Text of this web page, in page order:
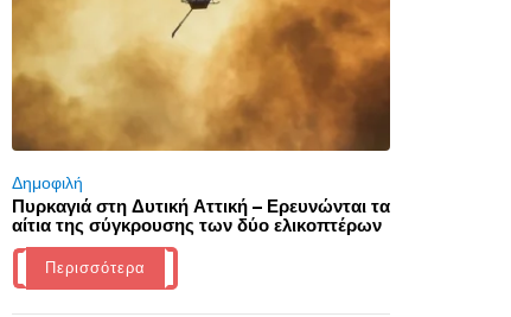
Δημοφιλή
Πυρκαγιά στη Δυτική Αττική – Ερευνώνται τα
αίτια της σύγκρουσης των δύο ελικοπτέρων
Περισσότερα